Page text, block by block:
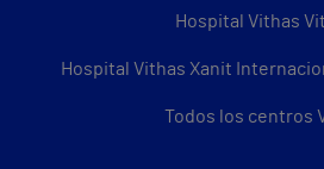
Hospital Vithas
Hospital Vithas Xanit
Todos los centros